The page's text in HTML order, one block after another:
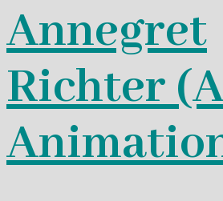
Annegret
Richter